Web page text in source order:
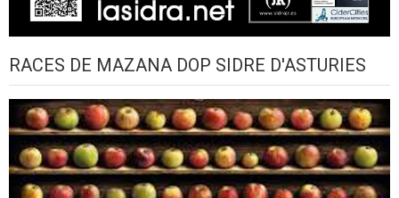
RACES DE MAZANA DOP SIDRE D'ASTURIES